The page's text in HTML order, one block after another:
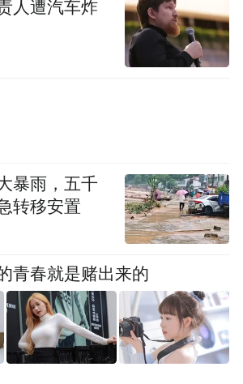
人遭汽车炸
暴雨，五千
转移安置
青春就是赌出来的